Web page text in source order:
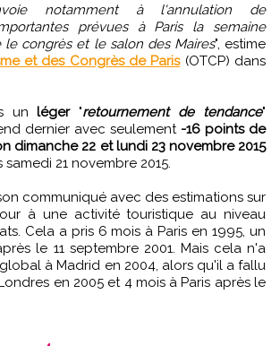
notamment à l'annulation de
prévues à Paris la semaine
le congrès et le salon des Maires", estime
et des Congrès de Paris(OTCP) dans
un léger"retournement de tendance"
dernier avec seulement -16 points de
dimanche 22 et lundi 23 novembre 2015
21 novembre 2015.
communiqué avec des estimations sur
à une activité touristique au niveau
Cela a pris 6 mois à Paris en 1995, un
le 11 septembre 2001. Mais cela n'a
à Madrid en 2004, alors qu'il a fallu
en 2005 et 4 mois à Paris après le